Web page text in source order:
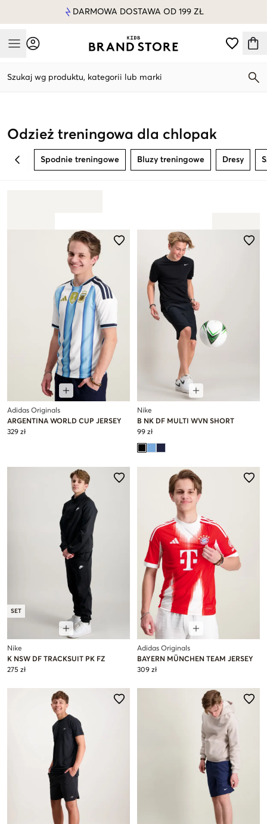
DARMOWA DOSTAWA OD 199 ZŁ
Mobile Menu
Szukaj wg produktu, kategorii lub marki
Odzież treningowa dla chlopak
BACK Spodnie treningowe Bluzy treningowe Dresy
Adidas Originals
ARGENTINA WORLD CUP JERSEY
329 zł
Nike
B NK DF MULTI WVN SHORT
99 zł
SET
Nike
K NSW DF TRACKSUIT PK FZ
275 zł
Adidas Originals
BAYERN MÜNCHEN TEAM JERSEY
309 zł